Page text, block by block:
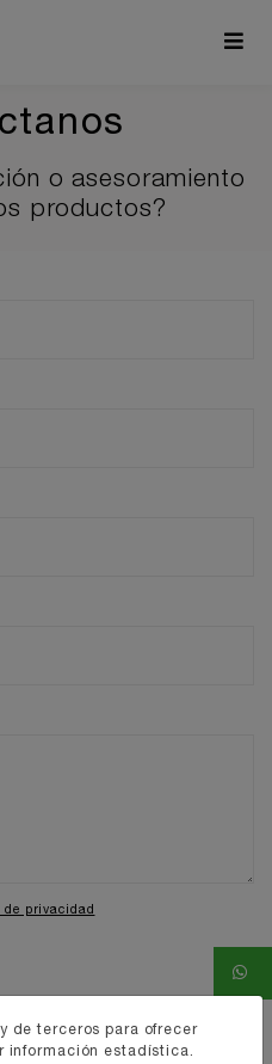
o asesoramiento
productos?
de privacidad
de terceros para ofrecer
información estadística.